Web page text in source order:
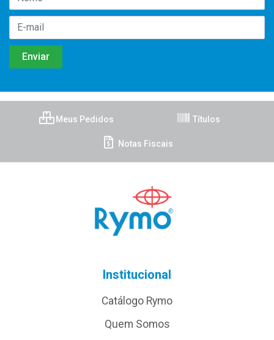
Meus Pedidos Títulos
Notas Fiscais
Institucional
Catálogo Rymo
Quem Somos